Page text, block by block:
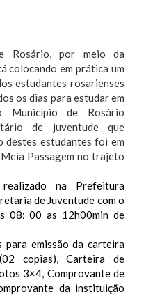
Rosário, por meio da
colocando em prática um
estudantes rosarienses
os dias para estudar em
de Rosário
de juventude que
destes estudantes foi em
Passagem no trajeto
na Prefeitura
de Juventude com o
08: 00 as 12h00min de
para emissão da carteira
copias), Carteira de
3×4, Comprovante de
da instituição